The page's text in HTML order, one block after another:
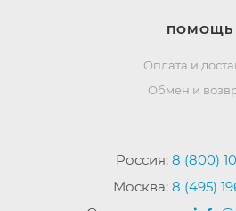
ПОМОЩЬ
Оплата и
Обмен и
Россия: 8 (800)
Москва: 8 (495)